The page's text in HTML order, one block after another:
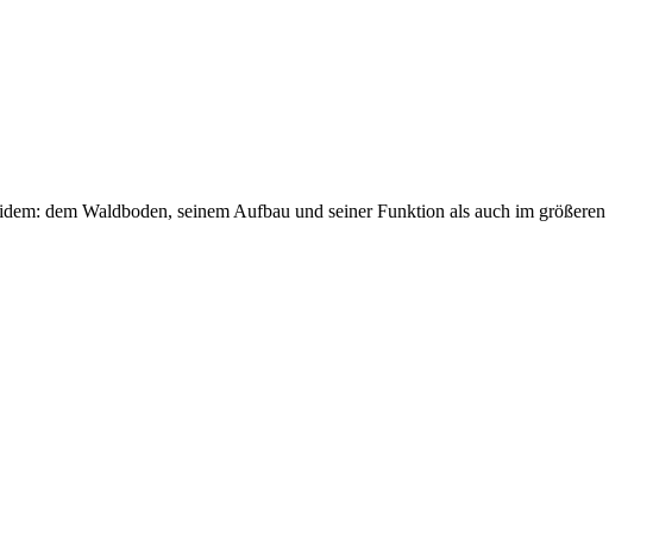
dem Waldboden, seinem Aufbau und seiner Funktion als auch im größeren